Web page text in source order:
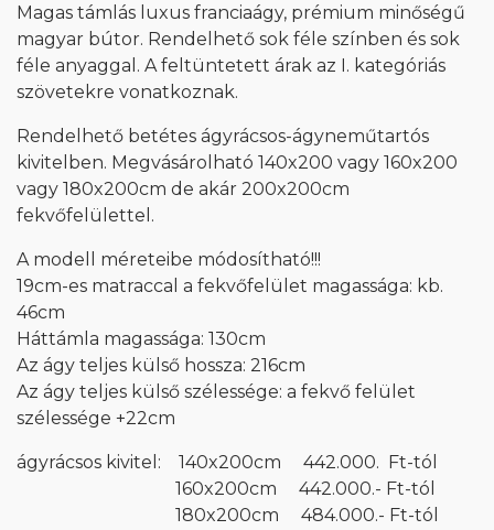
Magas támlás luxus franciaágy, prémium minőségű
magyar bútor. Rendelhető sok féle színben és sok
féle anyaggal. A feltüntetett árak az I. kategóriás
szövetekre vonatkoznak.
Rendelhető betétes ágyrácsos-ágyneműtartós
kivitelben. Megvásárolható 140x200 vagy 160x200
vagy 180x200cm de akár 200x200cm
fekvőfelülettel.
A modell méreteibe módosítható!!!
19cm-es matraccal a fekvőfelület magassága: kb.
46cm
Háttámla magassága: 130cm
Az ágy teljes külső hossza: 216cm
Az ágy teljes külső szélessége: a fekvő felület
szélessége +22cm
ágyrácsos kivitel: 140x200cm 442.000. Ft-tól
160x200cm 442.000.- Ft-tól
180x200cm 484.000.- Ft-tól